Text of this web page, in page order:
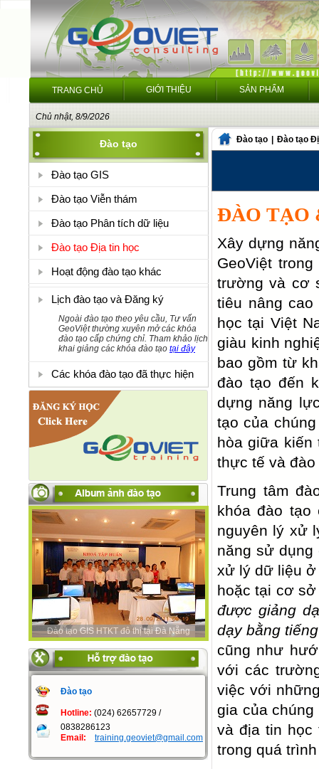
TRANG CHỦ GIỚI THIỆU SẢN PHẨM
Chủ nhật, 8/9/2026
Đào tạo
Đào tạo GIS
Đào tạo Viễn thám
Đào tạo Phân tích dữ liệu
Đào tạo Địa tin học
Hoạt động đào tạo khác
Lịch đào tạo và Đăng ký
Ngoài đào tạo theo yêu cầu, Tư vấn
GeoViệt thường xuyên mở các khóa
đào tạo cấp chứng chỉ. Tham khảo lịch
khai giảng các khóa đào tạo tại đây
Các khóa đào tạo đã thực hiện
Đào tạo GIS HTKT đô thị tại Đà Nẵng
Đào tạo
Hotline: (024) 62657729 /
0838286123
Email: training.geoviet@gmail.com
Đào tạo Đào tạo
ĐÀO TẠO
Xây dựng
GeoViệt
trường và cơ
tiêu nâng
học tại Việt
giàu kinh
bao gồm từ
đào tạo đến
dựng năng
tạo của
hòa giữa kiến
thực tế và
Trung tâm
khóa đào tạo
nguyên lý xử
năng sử dụng
xử lý dữ liệu ở
hoặc tại cơ
được giảng
dạy bằng
cũng như
với các
việc với
gia của
và địa tin học
trong quá